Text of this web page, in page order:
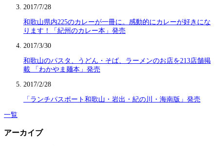
2017/7/28
和歌山県内225のカレーが一冊に。感動的にカレーが好きにな
ります！「紀州のカレー本」発売
2017/3/30
和歌山のパスタ、うどん・そば、ラーメンのお店を213店舗掲
載 「わかやま麺本」発売
2017/2/28
「ランチパスポート和歌山・岩出・紀の川・海南版」発売
一覧
アーカイブ